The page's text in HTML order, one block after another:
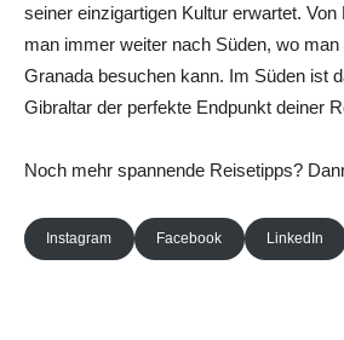
seiner einzigartigen Kultur erwartet.
man immer weiter nach Süden, wo man
Granada besuchen kann. Im Süden ist
Gibraltar der perfekte Endpunkt deiner
Noch mehr spannende Reisetipps?
Instagram Facebook LinkedIn